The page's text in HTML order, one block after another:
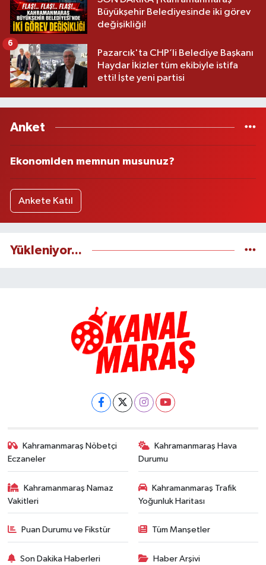
Büyükşehir Belediyesinde iki görev
değişikliği!
Pazarcık'ta CHP’li Belediye Başkanı
Haydar İkizler tüm ekibiyle istifa
etti! İşte yeni partisi
6
Anket
Ekonomiden memnun musunuz?
Ankete Katıl
Yükleniyor...
Kahramanmaraş Nöbetçi
Eczaneler
Kahramanmaraş Hava
Durumu
Kahramanmaraş Namaz
Vakitleri
Kahramanmaraş Trafik
Yoğunluk Haritası
Puan Durumu ve Fikstür Tüm Manşetler
Son Dakika Haberleri Haber Arşivi